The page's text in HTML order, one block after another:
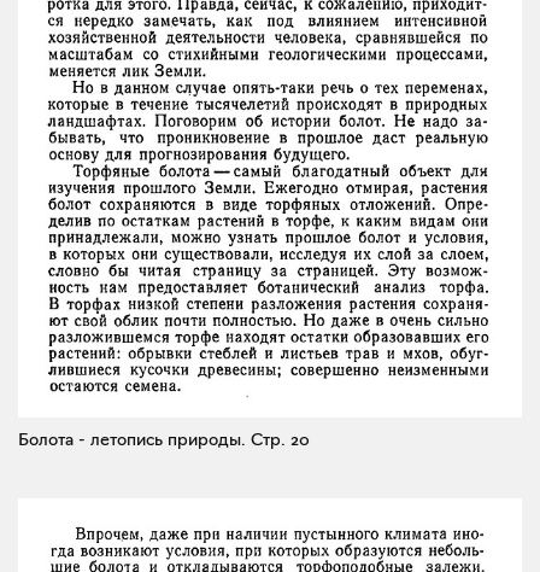
Болота - летопись природы. Стр. 20